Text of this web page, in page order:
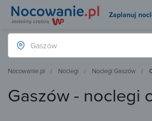
Zaplanuj
Nocowanie.pl Noclegi Noclegi Gaszów
Gaszów - noclegi